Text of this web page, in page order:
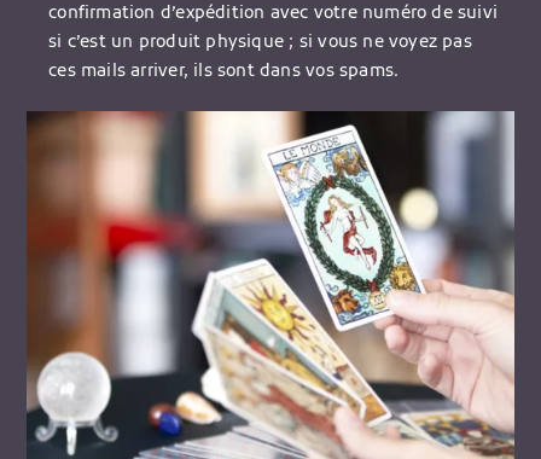
confirmation d’expédition avec votre numéro de suivi
si c’est un produit physique ; si vous ne voyez pas
ces mails arriver, ils sont dans vos spams.